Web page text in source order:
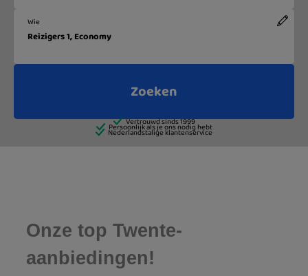
Onze top Twente-
aanbiedingen!